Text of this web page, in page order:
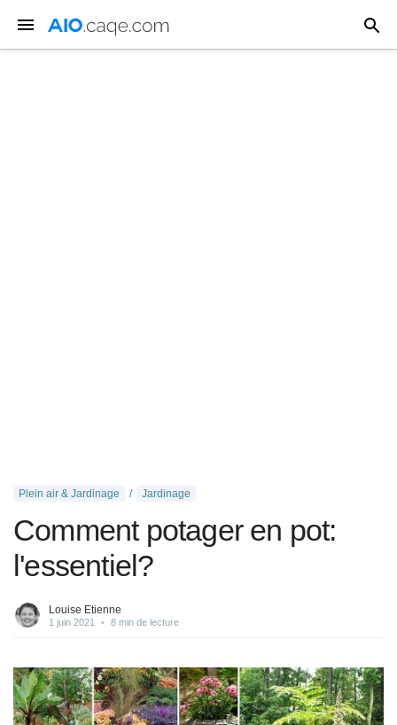
Plein air & Jardinage Jardinage
Comment potager en pot:
l'essentiel?
Louise Etienne
1 juin 2021 • 8 min de lecture